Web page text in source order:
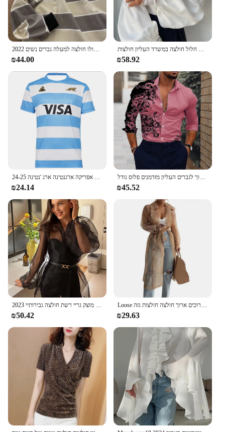
2022 יפן רטרו פסים ארוך שרוולים פולו חולצה למעלה גברים נשים Loose מגמת זוג BF דש סווטשירט הסטודנטיאלי ירך הופ מגניב חולצות
₪44.00
חולצות תחרה לבנה נשים נשים אלגנטיות תחרה אלגנטי ומארזי, כפתור וו פרח שרוולים חלול חולצה במשרד העליון חולצות
₪58.92
24-25 צרפת 7-צד דרום אפריקה ארגנטינה ארג 'נטינה Nrl לוחמים הביתה ולחוץ קצר שרוולים חולצת רוגבי חולצה רוגבי
₪24.14
חולצת גברים ורוד קלאסי חולצה אופנתית יוקרה אופנתית חולצה מסיבת שוויה גברים שרוול ארוך לגברים העליון מזדמנים פלוס גודל
₪45.52
2023 אביב קיץ נשים אלגנטי ארוך שרוול מוצק גריי רשת חולצה גבירותיי Sheer שיפון חולצה לאישה נקבה
₪50.42
Loose שיפון נשים חולצה מעיל נטו חוט לראות דרך חולצה אביב קיץ מעיל שרוכים ארוך חולצה חולצות גזה
₪29.63